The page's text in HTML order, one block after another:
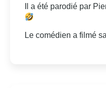
Il a été parodié par
Le comédien a filmé